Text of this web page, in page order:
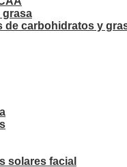
grasa
de carbohidratos y
solares facial